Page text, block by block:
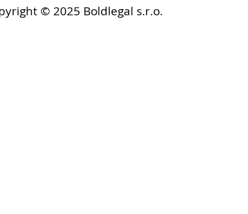
© 2025 Boldlegal s.r.o.